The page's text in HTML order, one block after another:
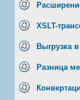
XSLT-
Выгрузка
Разница